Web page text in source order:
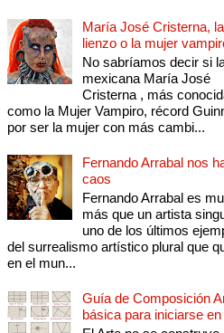
María José Cristerna,
lienzo o la mujer
No sabríamos decir si
mexicana María José
Cristerna , más
como la Mujer Vampiro, récord
por ser la mujer con más cambi...
Fernando Arrabal nos
caos
Fernando Arrabal es
más que un artista
uno de los últimos
del surrealismo artístico plural que
en el mun...
Guía de Composición
básica para iniciarse en